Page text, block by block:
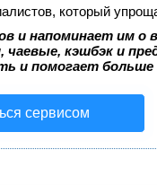
который
и напоминает им о
чаевые, кэшбэк и
и помогает
сервисом